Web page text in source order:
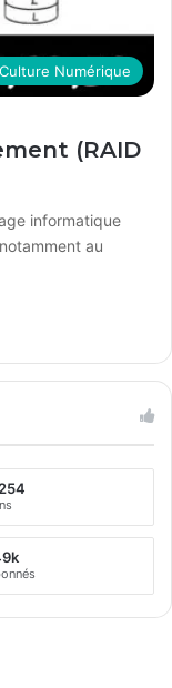
Culture Numérique
(RAID
informatique
au